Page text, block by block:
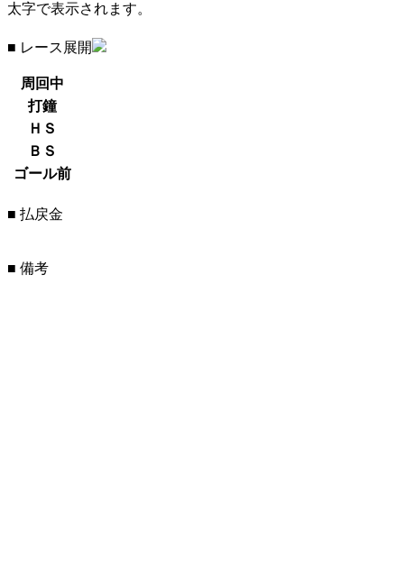
太字で表示されます。
■ レース展開
周回中
打鐘
ＨＳ
ＢＳ
ゴール前
■ 払戻金
■ 備考